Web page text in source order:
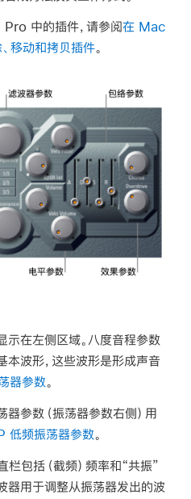
中的插件，请参阅在 Mac
移动和拷贝插件。
示在左侧区域。八度音程参数
本波形，这些波形是形成声音
器参数。
器参数（振荡器参数右侧）用
低频振荡器参数。
栏包括（截频）频率和“共振”
器用于调整从振荡器发出的波